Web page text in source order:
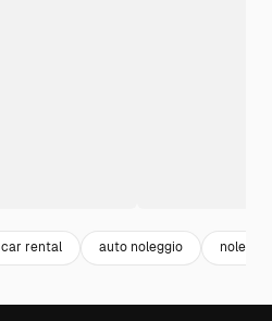
car rental auto noleggio noleggio